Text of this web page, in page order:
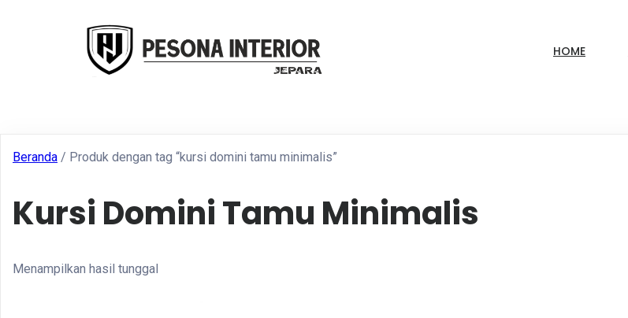
HOME
Beranda / Produk dengan tag “kursi domini tamu minimalis”
Kursi Domini Tamu Minimalis
Menampilkan hasil tunggal